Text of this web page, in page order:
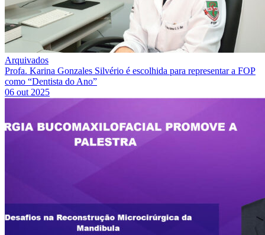
Arquivados
Profa. Karina Gonzales Silvério é escolhida para representar a FOP
como “Dentista do Ano”
06 out 2025